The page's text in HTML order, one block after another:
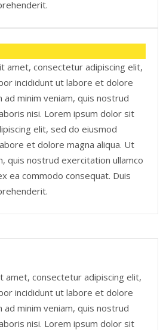
amet, consectetur adipiscing elit,
incididunt ut labore et dolore
ad minim veniam, quis nostrud
nisi. Lorem ipsum dolor sit
elit, sed do eiusmod
et dolore magna aliqua. Ut
quis nostrud exercitation ullamco
ea commodo consequat. Duis
amet, consectetur adipiscing elit,
incididunt ut labore et dolore
ad minim veniam, quis nostrud
nisi. Lorem ipsum dolor sit